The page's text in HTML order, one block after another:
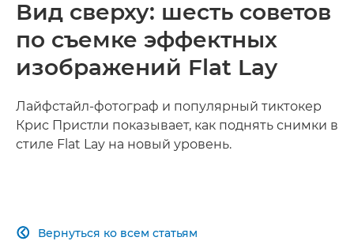
Вид сверху: шесть советов
по съемке эффектных
изображений Flat Lay
Лайфстайл-фотограф и популярный тиктокер
Крис Пристли показывает, как поднять снимки в
стиле Flat Lay на новый уровень.
Вернуться ко всем статьям
